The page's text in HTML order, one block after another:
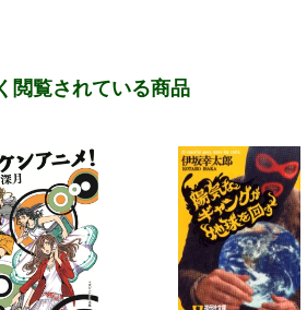
閲覧されている商品